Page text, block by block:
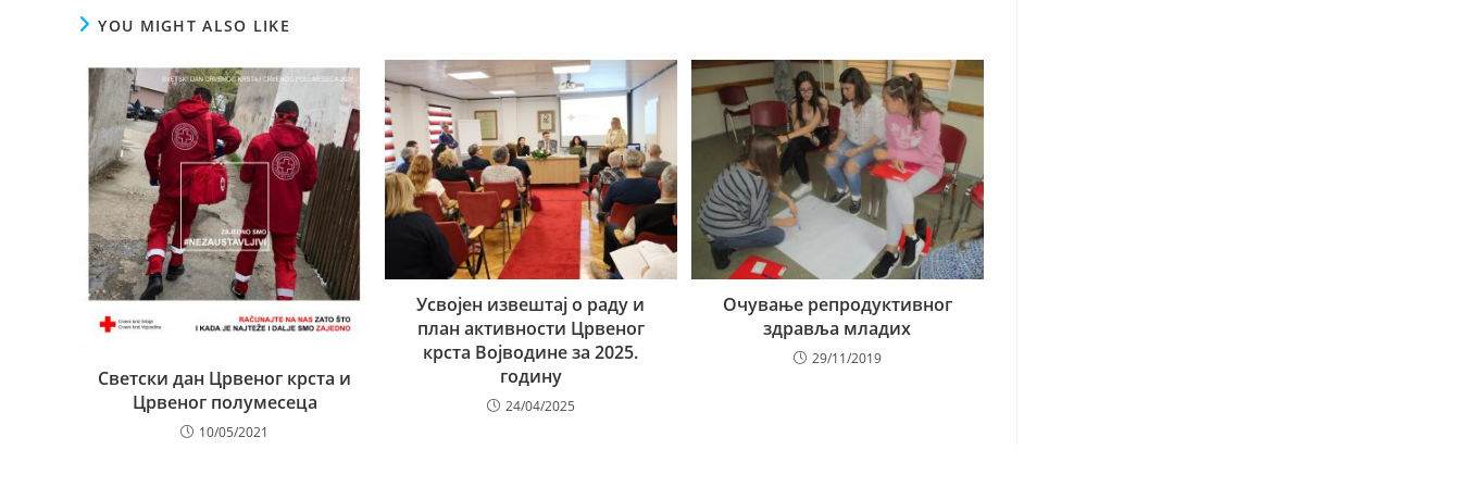
YOU MIGHT ALSO LIKE
Светски дан Црвеног крста и
Црвеног полумесеца
10/05/2021
Усвојен извештај о раду и
план активности Црвеног
крста Војводине за 2025.
годину
24/04/2025
Очување репродуктивног
здравља младих
29/11/2019